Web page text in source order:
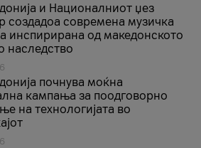
и Националниот џез
создадоа современа музичка
инспирирана од македонското
наследство
почнува моќна
кампања за поодговорно
на технологијата во